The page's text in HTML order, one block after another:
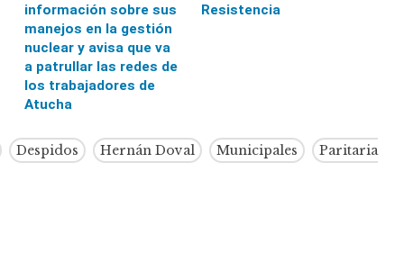
información sobre sus
manejos en la gestión
nuclear y avisa que va
a patrullar las redes de
los trabajadores de
Atucha
Resistencia
Despidos Hernán Doval Municipales
Paritaria